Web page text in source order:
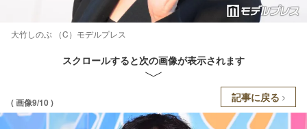
大竹しのぶ （C）モデルプレス
スクロールすると次の画像が表示されます
( 画像9/10 ) 記事に戻る